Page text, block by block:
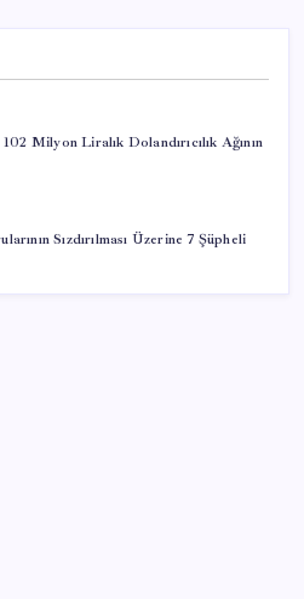
Milyon Liralık Dolandırıcılık Ağının
Sızdırılması Üzerine 7 Şüpheli